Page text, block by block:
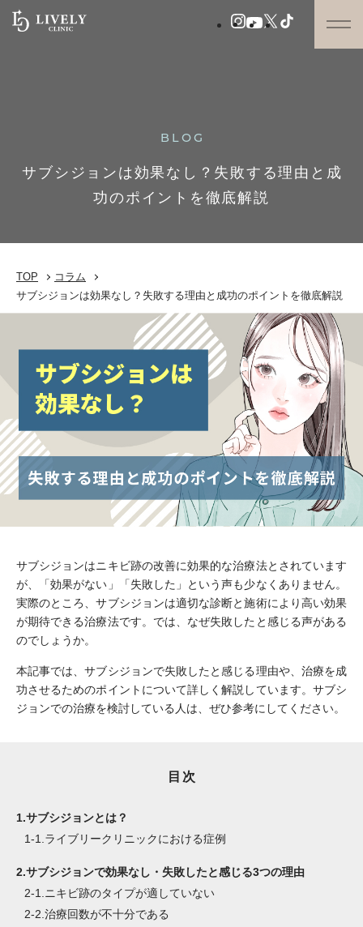
BLOG
サブシジョンは効果なし？失敗する理由と成
功のポイントを徹底解説
TOP
コラム
サブシジョンは効果なし？失敗する理由と成功のポイントを徹底解説
サブシジョンはニキビ跡の改善に効果的な治療法とされています
が、「効果がない」「失敗した」という声も少なくありません。
実際のところ、サブシジョンは適切な診断と施術により高い効果
が期待できる治療法です。では、なぜ失敗したと感じる声がある
のでしょうか。
本記事では、サブシジョンで失敗したと感じる理由や、治療を成
功させるためのポイントについて詳しく解説しています。サブシ
ジョンでの治療を検討している人は、ぜひ参考にしてください。
目次
1.サブシジョンとは？
1-1. ライブリークリニックにおける症例
2.サブシジョンで効果なし・失敗したと感じる3つの理由
2-1. ニキビ跡のタイプが適していない
2-2. 治療回数が不十分である